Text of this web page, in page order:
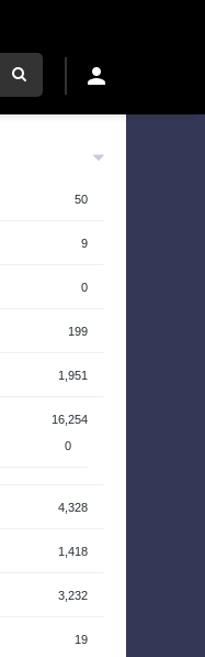
50
9
0
199
1,951
16,254
0
4,328
1,418
3,232
19